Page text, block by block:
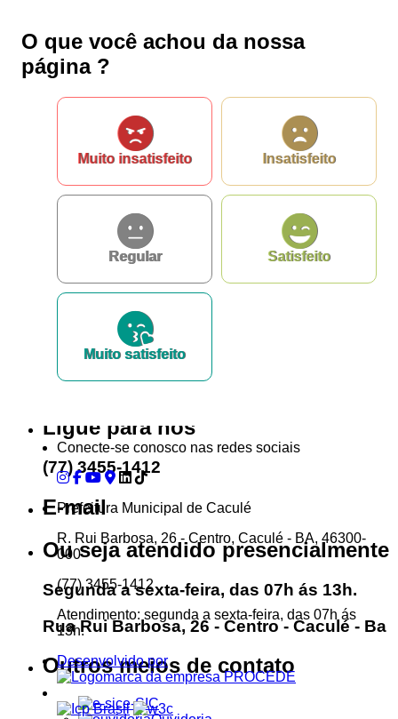
Telefone 1*
Telefone 2
E-mail*
Mensagem*
Ao iniciar um contato, você concorda com a
privacidade
...Ou se preferir
Ligue para nós
(77) 3455-1412
E-mail
Ou seja atendido presencialmente
Segunda a sexta-feira, das 07h ás 13h.
Rua Rui Barbosa, 26 - Centro - Caculé - Ba
Outros meios de contato
e-SIC
O que você achou da nossa
página ?
Muito insatisfeito Insatisfeito
Regular Satisfeito
Muito satisfeito
Conecte-se conosco nas redes sociais
Prefeitura Municipal de Caculé
R. Rui Barbosa, 26 - Centro, Caculé - BA, 46300-
000
(77) 3455-1412
Atendimento: segunda a sexta-feira, das 07h ás
13h.
Desenvolvido por